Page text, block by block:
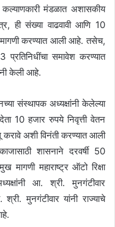
मंडळात अशासकीय
ही संख्या वाढवावी आणि 10
मागणी करण्यात आली आहे. तसेच,
प्रतिनिधींचा समावेश करण्यात
केली आहे.
संस्थापक अध्यक्षांनी केलेल्या
10 हजार रुपये निवृत्ती वेतन
करावे अशी विनंती करण्यात आली
शासनाने दरवर्षी 50
मागणी महाराष्ट्र ऑटो रिक्षा
आ. श्री. मुनगंटीवार
मुनगंटीवार यांनी राज्याचे